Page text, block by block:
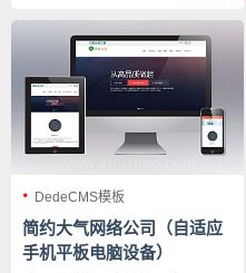
可，颜色都可以修改，改完让你
耳目一新的感觉！布局规整，利
于用户体验，手工书写
DIV+CSS，代码精简。
DedeCMS模板
简约大气网络公司（自适应
手机平板电脑设备）